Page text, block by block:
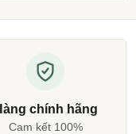
chính hãng
Cam kết 100%